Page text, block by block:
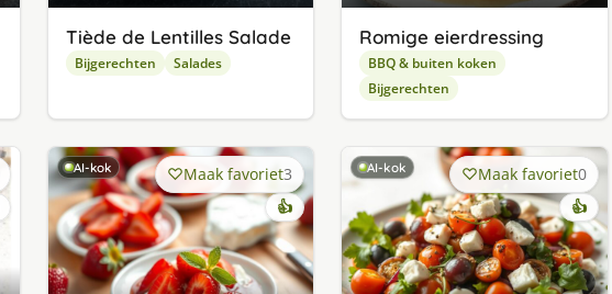
Tiède de Lentilles Salade
Bijgerechten Salades
Romige eierdressing
BBQ & buiten koken
Bijgerechten
AI-kok Maak favoriet3
👍
AI-kok Maak favoriet0
👍